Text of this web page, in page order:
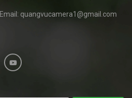
Email: quangvucamera1@gmail.com